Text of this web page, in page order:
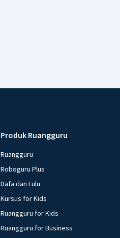
Produk Ruangguru
Ruangguru
Roboguru Plus
Dafa dan Lulu
Kursus for Kids
Ruangguru for Kids
Ruangguru for Business